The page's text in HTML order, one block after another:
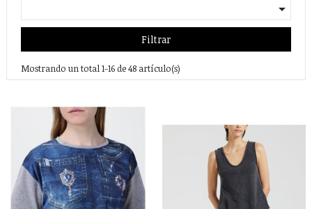

Filtrar
Mostrando un total 1-16 de 48 artículo(s)